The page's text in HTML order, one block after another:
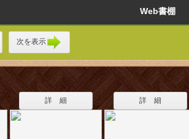
Web書棚
次を表示
詳 細 詳 細